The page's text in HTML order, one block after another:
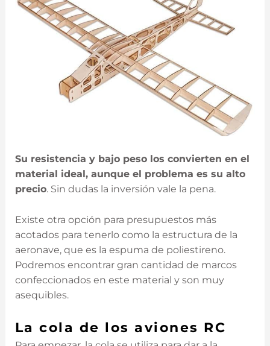
Su resistencia y bajo peso los convierten en el
material ideal, aunque el problema es su alto
precio. Sin dudas la inversión vale la pena.
Existe otra opción para presupuestos más
acotados para tenerlo como la estructura de la
aeronave, que es la espuma de poliestireno.
Podremos encontrar gran cantidad de marcos
confeccionados en este material y son muy
asequibles.
La cola de los aviones RC